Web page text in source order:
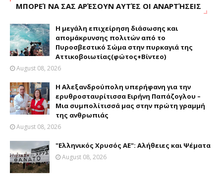
ΜΠΟΡΕΊ ΝΑ ΣΑΣ ΑΡΈΣΟΥΝ ΑΥΤΈΣ ΟΙ ΑΝΑΡΤΉΣΕΙΣ
Η μεγάλη επιχείρηση διάσωσης και
απομάκρυνσης πολιτών από το
Πυροσβεστικό Σώμα στην πυρκαγιά της
Αττικοβοιωτίας(φώτος+Βίντεο)
August 08, 2026
Η Αλεξανδρούπολη υπερήφανη για την
ερυθροσταυρίτισσα Ειρήνη Παπάζογλου –
Μια συμπολίτισσά μας στην πρώτη γραμμή
της ανθρωπιάς
August 08, 2026
"Ελληνικός Χρυσός ΑΕ": Αλήθειες και Ψέματα
August 08, 2026